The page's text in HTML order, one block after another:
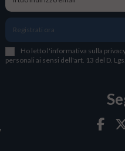
Registrati ora
Ho letto l'informativa sulla
personali ai sensi dell'art. 13 del D.